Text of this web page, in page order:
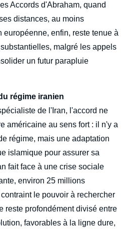
Accords d'Abraham, quand
distances, au moins
européenne, enfin, reste tenue à
malgré les appels
un futur parapluie
régime iranien
de l'Iran, l'accord ne
américaine au sens fort : il n'y a
régime, mais une adaptation
islamique pour assurer sa
fait face à une crise sociale
environ 25 millions
le pouvoir à rechercher
reste profondément divisé entre
favorables à la ligne dure,